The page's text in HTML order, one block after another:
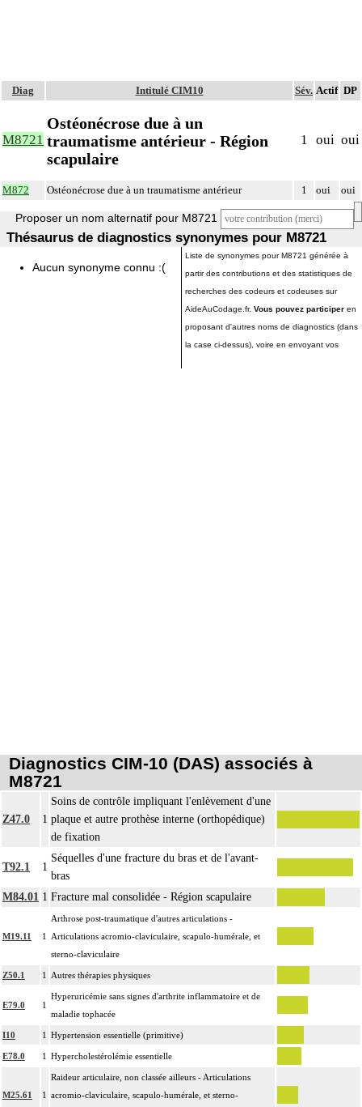
Diag Intitulé CIM10 Sév. Actif DP
M8721
Ostéonécrose due à un
traumatisme antérieur - Région
scapulaire
1 oui oui
M872 Ostéonécrose due à un traumatisme antérieur 1 oui oui
Proposer un nom alternatif pour M8721
Thésaurus de diagnostics synonymes pour M8721
Aucun synonyme connu :(
Liste de synonymes pour M8721 générée à
partir des contributions et des statistiques de
recherches des codeurs et codeuses sur
AideAuCodage.fr. Vous pouvez participer en
proposant d'autres noms de diagnostics (dans
la case ci-dessus), voire en envoyant vos
Diagnostics CIM-10 (DAS) associés à
M8721
Z47.0 1
Soins de contrôle impliquant l'enlèvement d'une
plaque et autre prothèse interne (orthopédique)
de fixation
T92.1 1
Séquelles d'une fracture du bras et de l'avant-
bras
M84.01 1 Fracture mal consolidée - Région scapulaire
M19.11 1
Arthrose post-traumatique d'autres articulations -
Articulations acromio-claviculaire, scapulo-humérale, et
sterno-claviculaire
Z50.1 1 Autres thérapies physiques
E79.0 1
Hyperuricémie sans signes d'arthrite inflammatoire et de
maladie tophacée
I10 1 Hypertension essentielle (primitive)
E78.0 1 Hypercholestérolémie essentielle
M25.61 1
Raideur articulaire, non classée ailleurs - Articulations
acromio-claviculaire, scapulo-humérale, et sterno-